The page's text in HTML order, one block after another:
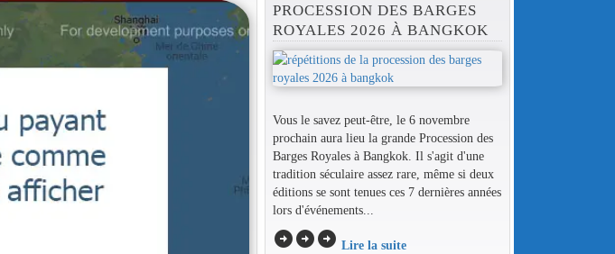
PROCESSION DES BARGES
ROYALES 2026 À BANGKOK
Vous le savez peut-être, le 6 novembre
prochain aura lieu la grande Procession des
Barges Royales à Bangkok. Il s'agit d'une
tradition séculaire assez rare, même si deux
éditions se sont tenues ces 7 dernières années
lors d'événements...
arrow_circle_rightarrow_circle_rightarrow_circle_right Lire la suite